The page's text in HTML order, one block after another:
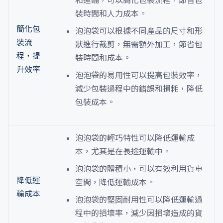
簡化包
裝流
程，提
升效率
裝時間和人力成本。
泡泡袋可以根據不同產品的尺寸和形
狀進行裁剪，無需額外加工，節省包
裝時間和成本。
泡泡袋的易用性可以提高包裝效率，
減少包裝過程中的錯誤和損耗，降低
包裝成本。
降低運
輸成本
泡泡袋的輕巧特性可以降低運輸成
本，尤其是在長途運輸中。
泡泡袋的體積小，可以有效利用貨車
空間，降低運輸成本。
泡泡袋的堅固耐用性可以降低運輸過
程中的損壞率，減少因損壞造成的貨